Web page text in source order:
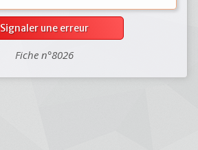
Signaler une erreur
Fiche n°8026